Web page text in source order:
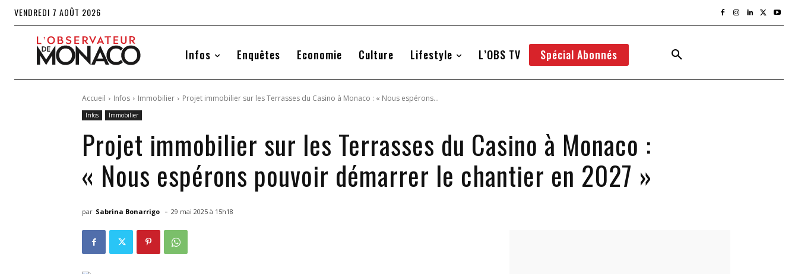
VENDREDI 7 AOÛT 2026
Infos Enquêtes Economie Culture Lifestyle L’OBS TV Spécial Abonnés
Accueil Infos Immobilier Projet immobilier sur les Terrasses du Casino à Monaco : « Nous espérons...
Infos Immobilier
Projet immobilier sur les Terrasses du Casino à Monaco :
« Nous espérons pouvoir démarrer le chantier en 2027 »
par Sabrina Bonarrigo - 29 mai 2025 à 15h18